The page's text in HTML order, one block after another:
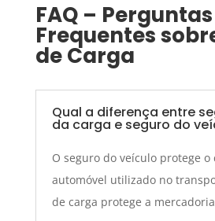
FAQ – Perguntas
Frequentes
de Carga
Qual a diferença entre
da carga e seguro do
O seguro do veículo protege o
automóvel utilizado no
de carga protege a